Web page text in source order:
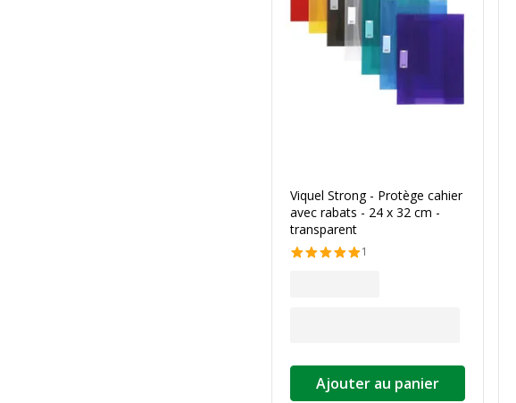
Viquel Strong - Protège cahier
avec rabats - 24 x 32 cm -
transparent
1
Ajouter au panier